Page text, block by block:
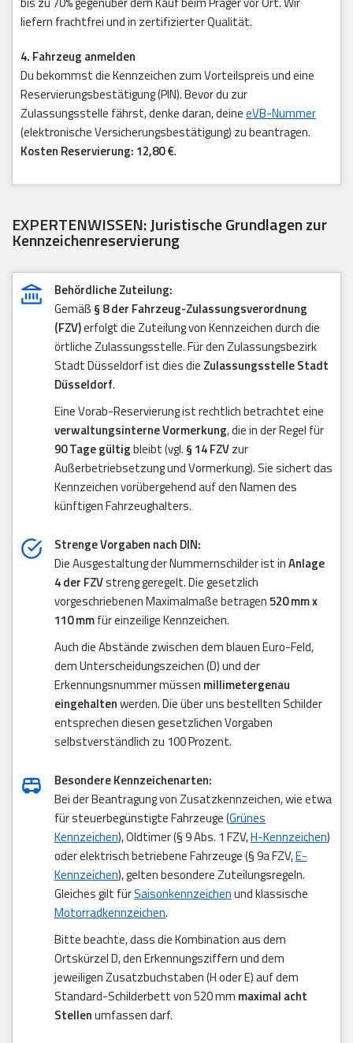
liefern frachtfrei und in zertifizierter Qualität.
4. Fahrzeug anmelden
Du bekommst die Kennzeichen zum Vorteilspreis und eine
Reservierungsbestätigung (PIN). Bevor du zur
Zulassungsstelle fährst, denke daran, deineeVB-Nummer
(elektronische Versicherungsbestätigung) zu beantragen.
Kosten Reservierung: 12,80 €.
EXPERTENWISSEN: Juristische Grundlagen zur
Kennzeichenreservierung
Behördliche Zuteilung:
Gemäß § 8 der Fahrzeug-Zulassungsverordnung
(FZV)erfolgt die Zuteilung von Kennzeichen durch die
örtliche Zulassungsstelle. Für den Zulassungsbezirk
Stadt Düsseldorf ist dies die Zulassungsstelle Stadt
Düsseldorf.
Eine Vorab-Reservierung ist rechtlich betrachtet eine
verwaltungsinterne Vormerkung, die in der Regel für
90 Tage gültigbleibt (vgl. § 14 FZVzur
Außerbetriebsetzung und Vormerkung). Sie sichert das
Kennzeichen vorübergehend auf den Namen des
künftigen Fahrzeughalters.
Strenge Vorgaben nach DIN:
Die Ausgestaltung der Nummernschilder ist inAnlage
4 der FZVstreng geregelt. Die gesetzlich
vorgeschriebenen Maximalmaße betragen520 mm x
110 mmfür einzeilige Kennzeichen.
Auch die Abstände zwischen dem blauen Euro-Feld,
dem Unterscheidungszeichen (D) und der
Erkennungsnummer müssen millimetergenau
eingehaltenwerden. Die über uns bestellten Schilder
entsprechen diesen gesetzlichen Vorgaben
selbstverständlich zu 100 Prozent.
Besondere Kennzeichenarten:
Bei der Beantragung von Zusatzkennzeichen, wie etwa
für steuerbegünstigte Fahrzeuge (Grünes
Kennzeichen), Oldtimer (§ 9 Abs. 1 FZV,H-Kennzeichen)
oder elektrisch betriebene Fahrzeuge (§ 9a FZV,E-
Kennzeichen), gelten besondere Zuteilungsregeln.
Gleiches gilt fürSaisonkennzeichenund klassische
Motorradkennzeichen.
Bitte beachte, dass die Kombination aus dem
Ortskürzel D, den Erkennungsziffern und dem
jeweiligen Zusatzbuchstaben (H oder E) auf dem
Standard-Schilderbett von 520 mm maximal acht
Stellenumfassen darf.